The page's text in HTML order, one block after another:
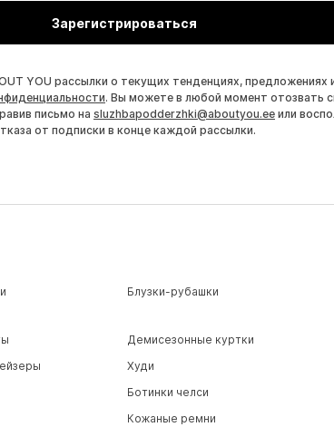
Зарегистрироваться
YOU рассылки о текущих тенденциях, предложениях
. Вы можете в любой момент отозвать
письмо на sluzhbapodderzhki@aboutyou.ee или
от подписки в конце каждой рассылки.
Блузки-рубашки
Демисезонные куртки
Худи
Ботинки челси
Кожаные ремни